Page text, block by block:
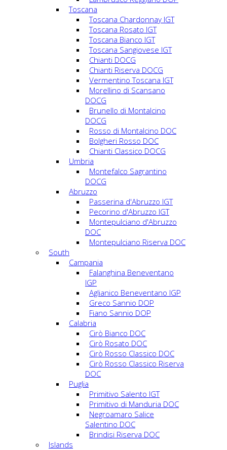
Toscana
Toscana Chardonnay IGT
Toscana Rosato IGT
Toscana Bianco IGT
Toscana Sangiovese IGT
Chianti DOCG
Chianti Riserva DOCG
Vermentino Toscana IGT
Morellino di Scansano
DOCG
Brunello di Montalcino
DOCG
Rosso di Montalcino DOC
Bolgheri Rosso DOC
Chianti Classico DOCG
Umbria
Montefalco Sagrantino
DOCG
Abruzzo
Passerina d'Abruzzo IGT
Pecorino d'Abruzzo IGT
Montepulciano d'Abruzzo
DOC
Montepulciano Riserva DOC
South
Campania
Falanghina Beneventano
IGP
Aglianico Beneventano IGP
Greco Sannio DOP
Fiano Sannio DOP
Calabria
Cirò Bianco DOC
Cirò Rosato DOC
Cirò Rosso Classico DOC
Cirò Rosso Classico Riserva
DOC
Puglia
Primitivo Salento IGT
Primitivo di Manduria DOC
Negroamaro Salice
Salentino DOC
Brindisi Riserva DOC
Islands